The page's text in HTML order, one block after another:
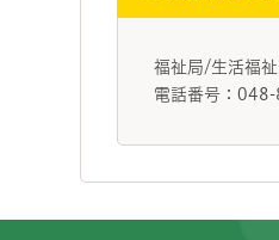
福祉局/生活福
電話番号：